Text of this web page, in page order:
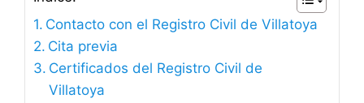
Contacto con el Registro Civil de Villatoya
Cita previa
Certificados del Registro Civil de
Villatoya